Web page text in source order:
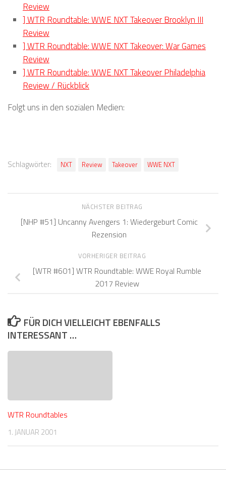
Review
] WTR Roundtable: WWE NXT Takeover Brooklyn III
Review
] WTR Roundtable: WWE NXT Takeover: War Games
Review
] WTR Roundtable: WWE NXT Takeover Philadelphia
Review / Rückblick
Folgt uns in den sozialen Medien:
Schlagwörter: NXT Review Takeover WWE NXT
NÄCHSTER BEITRAG
[NHP #51] Uncanny Avengers 1: Wiedergeburt Comic
Rezension
VORHERIGER BEITRAG
[WTR #601] WTR Roundtable: WWE Royal Rumble
2017 Review
FÜR DICH VIELLEICHT EBENFALLS
INTERESSANT …
WTR Roundtables
1. JANUAR 2001